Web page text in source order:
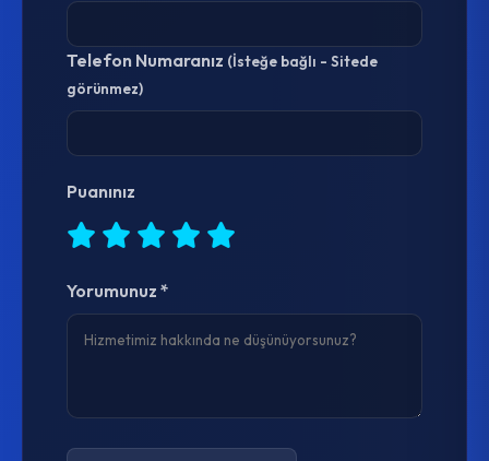
Telefon Numaranız (İsteğe bağlı - Sitede
görünmez)
Puanınız
Yorumunuz *